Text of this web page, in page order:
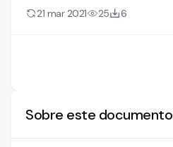
21 mar 2021 25 6
Sobre este documento